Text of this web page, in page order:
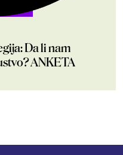
Da li nam
ANKETA